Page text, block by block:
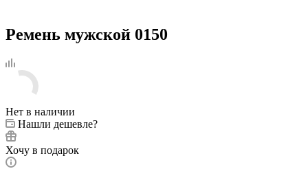
Ремень мужской 0150
Нет в наличии
Нашли дешевле?
Хочу в подарок